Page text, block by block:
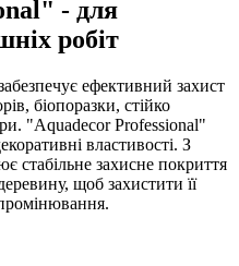
- для
робіт
ефективний захист
біопоразки, стійко
"Aquadecor Professional"
властивості. З
стабільне захисне покриття
щоб захистити її